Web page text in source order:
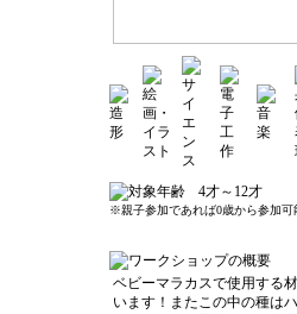
4才～12才
※親子参加であれば0歳から参加可
ベビーマラカスで使用する
います！またこの中の種は